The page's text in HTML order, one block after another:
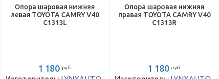
Опора шаровая нижняя
левая TOYOTA CAMRY V40
C1313L
1 180 руб.
Опора шаровая нижняя
правая TOYOTA CAMRY V40
C1313R
1 180 руб.